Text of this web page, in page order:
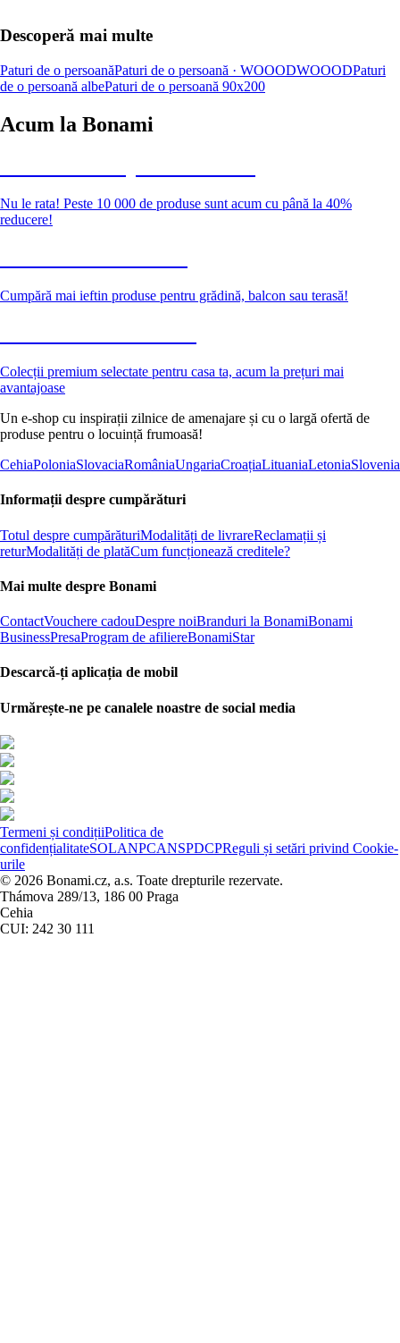
Descoperă mai multe
Paturi de o persoanăPaturi de o persoană · WOOODWOOODPaturi
de o persoană albePaturi de o persoană 90x200
Acum la Bonami
Nu le rata! Peste 10 000 de produse sunt acum cu până la 40%
reducere!
Cumpără mai ieftin produse pentru grădină, balcon sau terasă!
Colecții premium selectate pentru casa ta, acum la prețuri mai
avantajoase
Un e-shop cu inspirații zilnice de amenajare și cu o largă ofertă de
produse pentru o locuință frumoasă!
CehiaPoloniaSlovaciaRomâniaUngariaCroațiaLituaniaLetoniaSlovenia
Informații despre cumpărături
Totul despre cumpărăturiModalități de livrareReclamații și
returModalități de platăCum funcționează creditele?
Mai multe despre Bonami
ContactVouchere cadouDespre noiBranduri la BonamiBonami
BusinessPresaProgram de afiliereBonamiStar
Descarcă-ți aplicația de mobil
Urmărește-ne pe canalele noastre de social media
Termeni și condițiiPolitica de
confidențialitateSOLANPCANSPDCPReguli și setări privind Cookie-
urile
© 2026 Bonami.cz, a.s. Toate drepturile rezervate.
Thámova 289/13, 186 00 Praga
Cehia
CUI: 242 30 111